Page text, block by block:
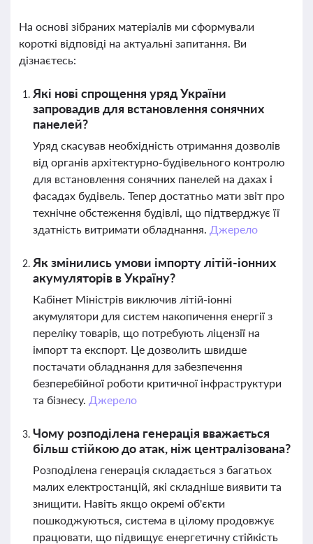
На основі зібраних матеріалів ми сформували
короткі відповіді на актуальні запитання. Ви
дізнаєтесь:
Які нові спрощення уряд України
запровадив для встановлення сонячних
панелей?
Уряд скасував необхідність отримання дозволів
від органів архітектурно-будівельного контролю
для встановлення сонячних панелей на дахах і
фасадах будівель. Тепер достатньо мати звіт про
технічне обстеження будівлі, що підтверджує її
здатність витримати обладнання. Джерело
Як змінились умови імпорту літій-іонних
акумуляторів в Україну?
Кабінет Міністрів виключив літій-іонні
акумулятори для систем накопичення енергії з
переліку товарів, що потребують ліцензії на
імпорт та експорт. Це дозволить швидше
постачати обладнання для забезпечення
безперебійної роботи критичної інфраструктури
та бізнесу. Джерело
Чому розподілена генерація вважається
більш стійкою до атак, ніж централізована?
Розподілена генерація складається з багатьох
малих електростанцій, які складніше виявити та
знищити. Навіть якщо окремі об'єкти
пошкоджуються, система в цілому продовжує
працювати, що підвищує енергетичну стійкість